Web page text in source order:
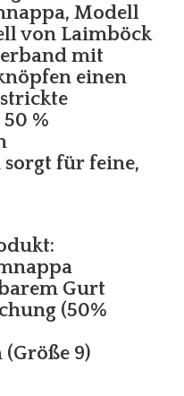
Modell
von Laimböck
mit
einen
%
für feine,
Gurt
(50%
(Größe 9)